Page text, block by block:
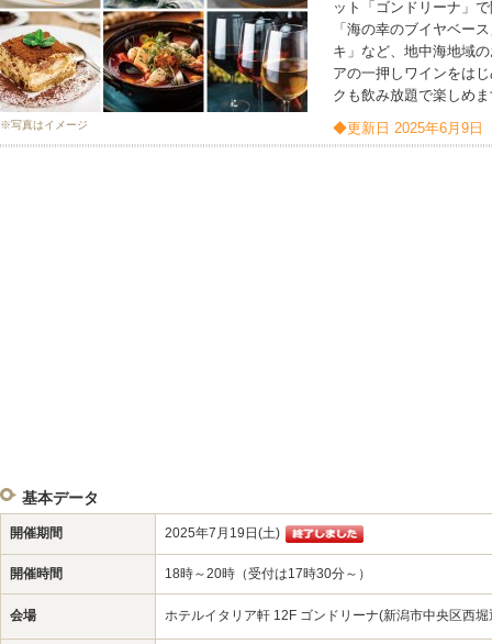
ット「ゴンドリーナ」
「海の幸のブイヤベー
キ」など、地中海地域
アの一押しワインをは
クも飲み放題で楽しめ
◆更新日 2025年6月9日
※写真はイメージ
基本データ
開催期間 2025年7月19日(土)
開催時間 18時～20時（受付は17時30分～）
会場 ホテルイタリア軒 12F ゴンドリーナ(新潟市中央区西